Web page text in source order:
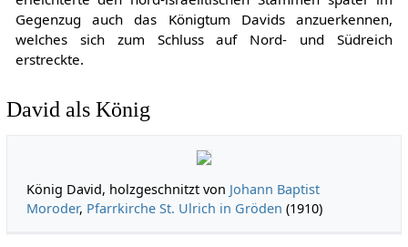
Gegenzug auch das Königtum Davids anzuerkennen,
welches sich zum Schluss auf Nord- und Südreich
erstreckte.
David als König
König David, holzgeschnitzt von Johann Baptist
Moroder, Pfarrkirche St. Ulrich in Gröden (1910)